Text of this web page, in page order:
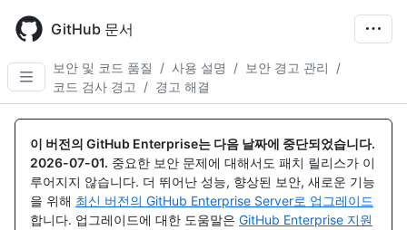
main
content
GitHub 문서
보안 및 코드 품질 / 사용 설명 / 보안 경고 관리
/
코드 검사 경고
/ 경고 해결
이 버전의 GitHub Enterprise는 다음 날짜에 중단되었습니다.
2026-07-01. 중요한 보안 문제에 대해서도 패치 릴리스가 이
루어지지 않습니다. 더 뛰어난 성능, 향상된 보안, 새로운 기능
을 위해 최신 버전의 GitHub Enterprise Server로 업그레이드
합니다. 업그레이드에 대한 도움말은 GitHub Enterprise 지원